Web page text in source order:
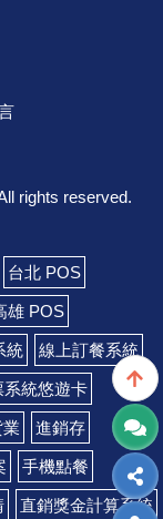
rights reserved.
台北 POS
雄 POS
統 線上訂餐系統
系統悠遊卡
進銷存
手機點餐
直銷獎金計算系統